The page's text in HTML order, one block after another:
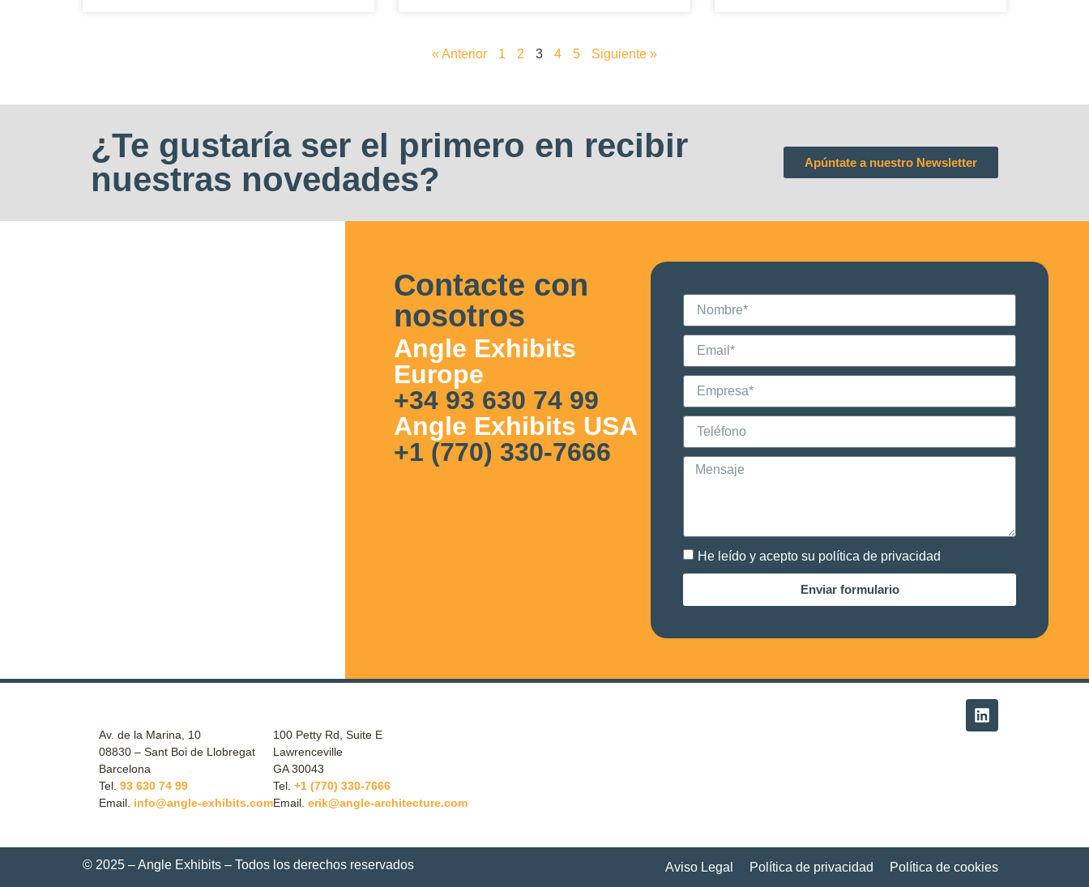
« Anterior 1 2 3 4 5 Siguiente »
¿Te gustaría ser el primero en recibir
nuestras novedades?
Apúntate a nuestro Newsletter
He leído y acepto su política de privacidad
Enviar formulario
Contacte con
nosotros
Angle Exhibits
Europe
+34 93 630 74 99
Angle Exhibits USA
+1 (770) 330-7666
Av. de la Marina, 10
08830 – Sant Boi de Llobregat
Barcelona
Tel. 93 630 74 99
Email. info@angle-exhibits.com
100 Petty Rd, Suite E
Lawrenceville
GA 30043
Tel. +1 (770) 330-7666
Email. erik@angle-architecture.com
© 2025 – Angle Exhibits – Todos los derechos reservados Aviso Legal Política de privacidad Política de cookies